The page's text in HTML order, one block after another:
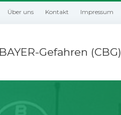
Über uns Kontakt Impressum
Gefahren (CBG)